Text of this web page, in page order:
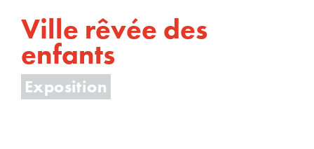
Ville rêvée des
enfants
Exposition